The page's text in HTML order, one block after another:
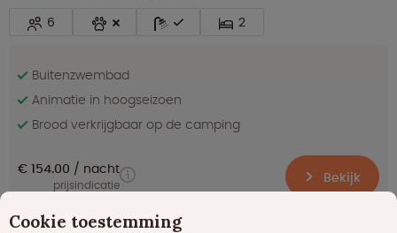
6 2
Buitenzwembad
Animatie in hoogseizoen
Brood verkrijgbaar op de camping
€ 154.00 nacht
prijsindicatie Bekijk
Cookie toestemming